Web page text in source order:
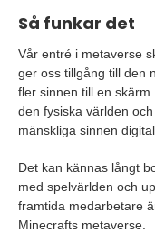
Så funkar det
Vår entré i metaverse
ger oss tillgång till den
fler sinnen till en
den fysiska världen
mänskliga sinnen
Det kan kännas långt
med spelvärlden och
framtida medarbetare
Minecrafts metaverse.